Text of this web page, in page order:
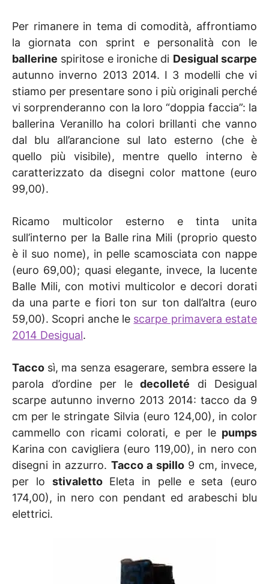
Per rimanere in tema di comodità, affrontiamo
la giornata con sprint e personalità con le
ballerine spiritose e ironiche di Desigual scarpe
autunno inverno 2013 2014. I 3 modelli che vi
stiamo per presentare sono i più originali perché
vi sorprenderanno con la loro “doppia faccia”: la
ballerina Veranillo ha colori brillanti che vanno
dal blu all’arancione sul lato esterno (che è
quello più visibile), mentre quello interno è
caratterizzato da disegni color mattone (euro
99,00).
Ricamo multicolor esterno e tinta unita
sull’interno per la Balle rina Mili (proprio questo
è il suo nome), in pelle scamosciata con nappe
(euro 69,00); quasi elegante, invece, la lucente
Balle Mili, con motivi multicolor e decori dorati
da una parte e fiori ton sur ton dall’altra (euro
59,00). Scopri anche le scarpe primavera estate
2014 Desigual.
Tacco sì, ma senza esagerare, sembra essere la
parola d’ordine per ledecolleté di Desigual
scarpe autunno inverno 2013 2014: tacco da 9
cm per le stringate Silvia (euro 124,00), in color
cammello con ricami colorati, e per le pumps
Karina con cavigliera (euro 119,00), in nero con
disegni in azzurro. Tacco a spillo9 cm, invece,
per lo stivalettoEleta in pelle e seta (euro
174,00), in nero con pendant ed arabeschi blu
elettrici.